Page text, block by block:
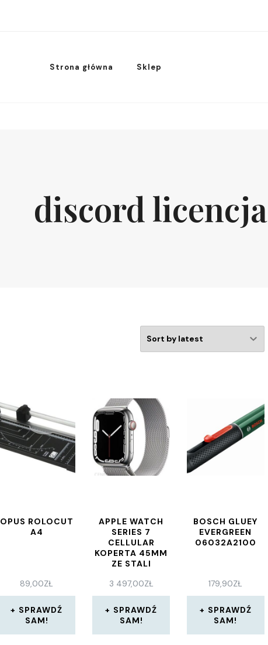
Strona główna Sklep
discord licencja
OPUS ROLOCUT
A4
89,00ZŁ
SPRAWDŹ
SAM!
APPLE WATCH
SERIES 7
CELLULAR
KOPERTA 45MM
ZE STALI
KOLORZE
SREBRNYM Z
BRANSOLETĄ
MEDIOLAŃSKĄ
W KOLORZE
SREBRNYM
3 497,00ZŁ
SPRAWDŹ
SAM!
BOSCH GLUEY
EVERGREEN
06032A2100
179,90ZŁ
SPRAWDŹ
SAM!